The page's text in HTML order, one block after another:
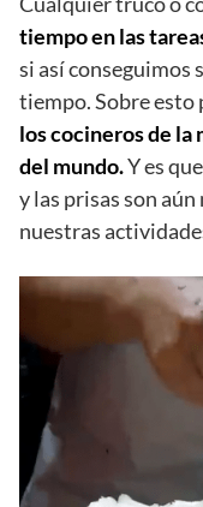
tiempo en las
si así conseguimos
tiempo. Sobre
los cocineros de la
del mundo.Y es
y las prisas son
nuestras